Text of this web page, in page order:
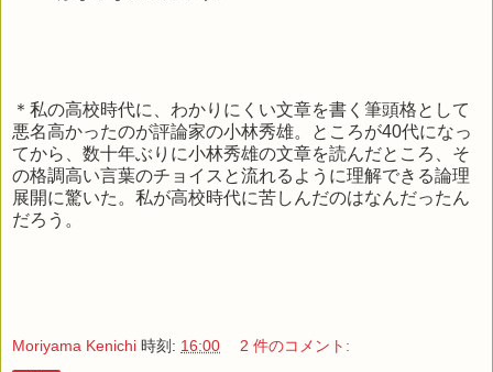
＊私の高校時代に、わかりにくい文章を書く筆頭格として
悪名高かったのが評論家の小林秀雄。ところが40代になっ
てから、数十年ぶりに小林秀雄の文章を読んだところ、そ
の格調高い言葉のチョイスと流れるように理解できる論理
展開に驚いた。私が高校時代に苦しんだのはなんだったん
だろう。
Moriyama Kenichi 時刻: 16:00 2 件のコメント: